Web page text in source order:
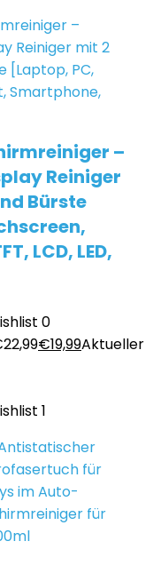
–
Reiniger
Bürste
LCD, LED,
0
€19,99Aktueller
1